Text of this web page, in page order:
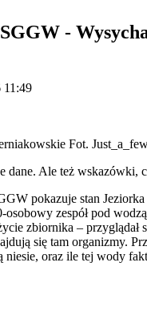
-
11:49
Fot.
dane. Ale też wskazówki,
pokazuje stan
zespół pod
zbiornika – przyglądał
się tam organizmy.
niesie, oraz ile tej wody